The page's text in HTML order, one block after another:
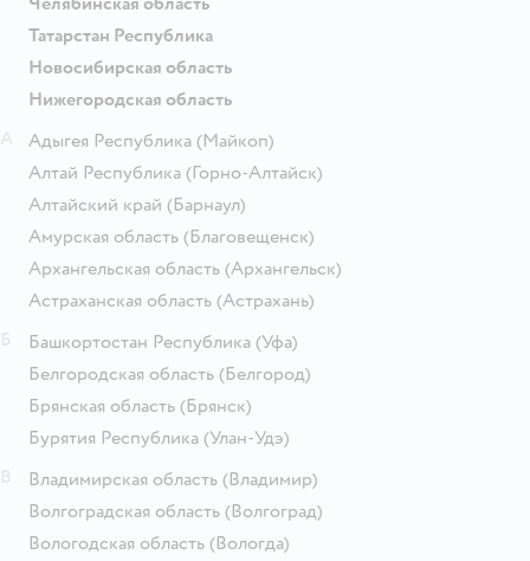
Татарстан Республика
Новосибирская область
Нижегородская область
Адыгея Республика (Майкоп)
Алтай Республика (Горно-Алтайск)
Алтайский край (Барнаул)
Амурская область (Благовещенск)
Архангельская область (Архангельск)
Астраханская область (Астрахань)
Башкортостан Республика (Уфа)
Белгородская область (Белгород)
Брянская область (Брянск)
Бурятия Республика (Улан-Удэ)
Владимирская область (Владимир)
Волгоградская область (Волгоград)
Вологодская область (Вологда)